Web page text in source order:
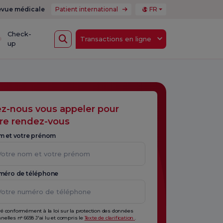
médicale Patient international FR
Check-
up
Transactions en ligne
nous vous appeler pour
rendez-vous
et votre prénom
de téléphone
conformément à la loi sur la protection des données
n° 6698 J'ai lu et compris leTexte de clarification .